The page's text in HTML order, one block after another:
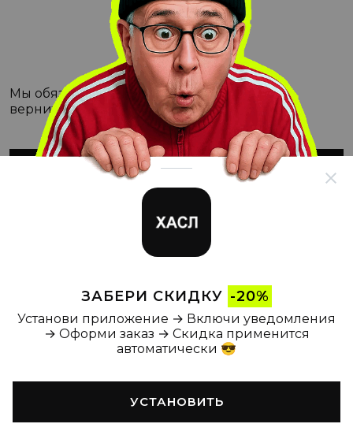
ЗАБЕРИ СКИДКУ -20%
Установи приложение → Включи уведомления
→ Оформи заказ → Скидка применится
автоматически 😎
УСТАНОВИТЬ
Мы обязательно с этим разберёмся, а пока
вернитесь на Главную
ВЕРНУТЬСЯ НА ГЛАВНУЮ
Главная Каталог Корзина Новости Профиль